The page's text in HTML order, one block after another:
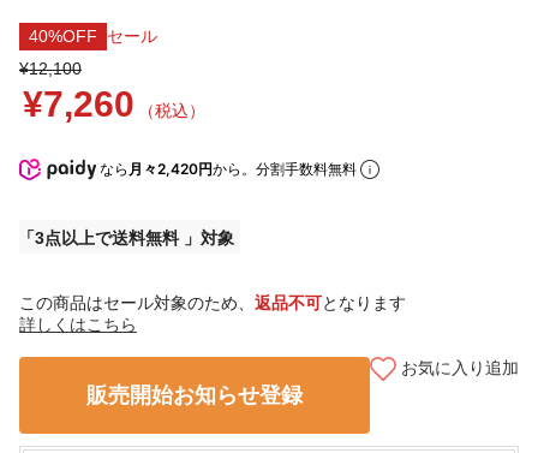
40%OFF
セール
¥12,100
¥7,260 （税込）
なら 月々2,420円から。分割手数料無料
3点以上で送料無料
この商品はセール対象のため、 返品不可となります
詳しくはこちら
販売開始お知らせ登録
お気に入り追加